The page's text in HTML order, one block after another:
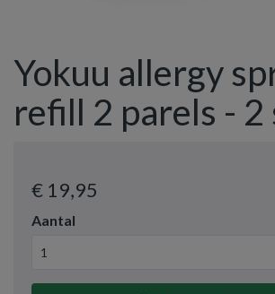
Yokuu allergy
refill 2 parels - 2
€ 19,95
Aantal